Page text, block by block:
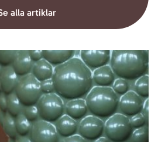
alla artiklar